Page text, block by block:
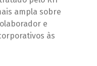
ampla sobre
e
às